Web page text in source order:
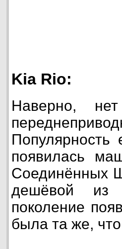
Kia Rio:
Наверно,
появилась
Соединённых
дешёвой из
поколение
была та же,